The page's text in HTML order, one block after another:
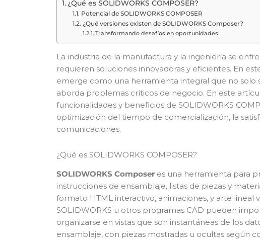
¿Qué es SOLIDWORKS COMPOSER?
Potencial de SOLIDWORKS COMPOSER
¿Qué versiones existen de SOLIDWORKS Composer?
Transformando desafíos en oportunidades:
La industria de la manufactura y la ingeniería se
requieren soluciones innovadoras y eficientes. En
emerge como una herramienta integral que no solo
aborda problemas críticos de negocio. En este
funcionalidades y beneficios de SOLIDWORKS
optimización del tiempo de comercialización, la
comunicaciones.
¿Qué es SOLIDWORKS COMPOSER?
SOLIDWORKS Composer es una herramienta para
instrucciones de ensamblaje, listas de piezas y
formato HTML interactivo, animaciones, y arte lineal
SOLIDWORKS u otros programas CAD pueden
organizarse en vistas que son instantáneas de los
ensamblaje, con piezas mostradas u ocultas según